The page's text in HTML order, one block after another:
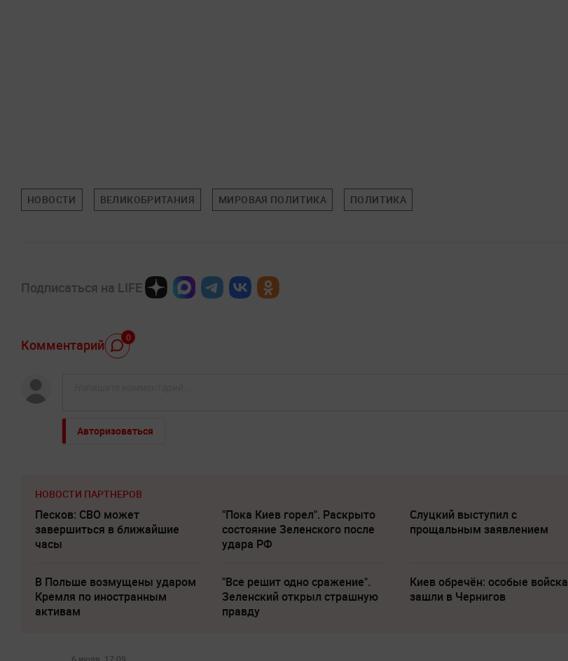
НОВОСТИ ВЕЛИКОБРИТАНИЯ МИРОВАЯ ПОЛИТИКА ПОЛИТИКА
Подписаться на LIFE
Комментарий 0
Авторизоваться
НОВОСТИ ПАРТНЕРОВ
Песков: СВО может
завершиться в ближайшие
часы
"Пока Киев горел". Раскрыто
состояние Зеленского после
удара РФ
Слуцкий выступил с
прощальным заявлением
В Польше возмущены ударом
Кремля по иностранным
активам
"Все решит одно сражение".
Зеленский открыл страшную
правду
Киев обречён: особые войска
зашли в Чернигов